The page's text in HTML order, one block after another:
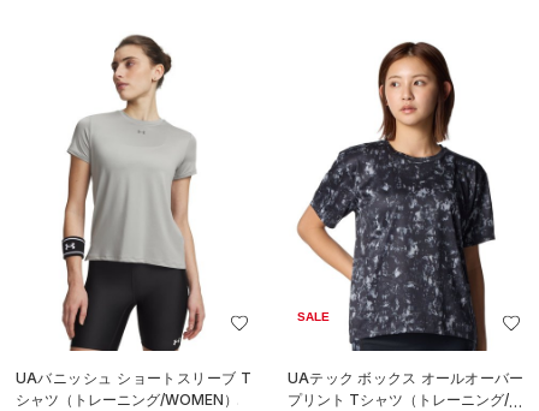
UAバニッシュ ショートスリーブ T
シャツ（トレーニング/WOMEN）
SALE
UAテック ボックス オールオーバー
プリント Tシャツ（トレーニング/W